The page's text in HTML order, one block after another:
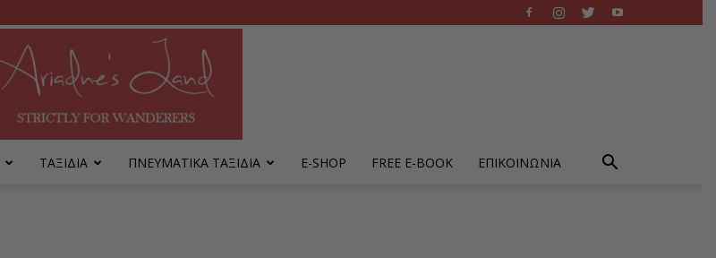
ΤΑΞΙΔΙΑ ΠΝΕΥΜΑΤΙΚΑ ΤΑΞΙΔΙΑ Ε-SHOP FREE E-BOOK ΕΠΙΚΟΙΝΩΝΙΑ